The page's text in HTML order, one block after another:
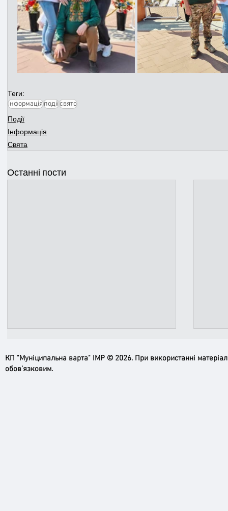
Теги:
інформаціяподіїсвято
Події
Інформація
Свята
Останні пости
КП "Муніципальна варта" ІМР © 2026. При використанні
обов’язковим.